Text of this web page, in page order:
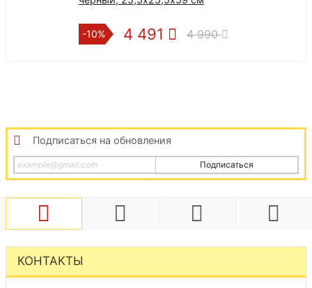
-10% 4 491 4 990
Подписаться на обновления
Подписаться
КОНТАКТЫ